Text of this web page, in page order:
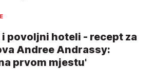
povoljni hoteli - recept za
Andree Andrassy:
prvom mjestu'